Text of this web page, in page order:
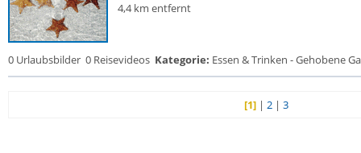
4,4 km entfernt
0 Urlaubsbilder 0 Reisevideos Kategorie: Essen & Trinken - Gehobene
[1] |2 |3